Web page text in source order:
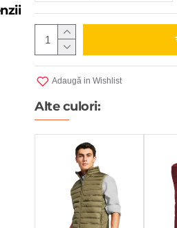
Adaugă in Wishlist
Alte culori: